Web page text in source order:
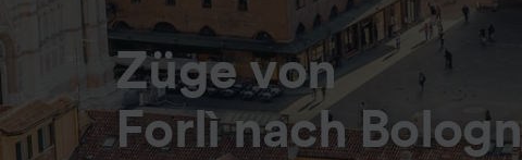
Züge von
Forlì nach